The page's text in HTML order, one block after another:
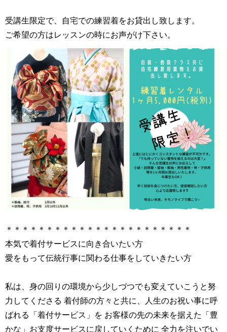
受講生限定で、自宅での練習着をお貸出し致します。
ご希望の方はレッスンの時にお声がけ下さい。
＊＊＊＊＊＊＊＊＊＊＊＊＊＊＊＊＊＊＊＊＊＊＊
本気で着付サービスに向き合いたい方
愛をもって伝統行事に関わる仕事をしていきたい方
私は、身の回りの環境から少しづつでも変えていこうと努
力してくださる 着付師の方々と共に、人生のお祝い事に呼
ばれる「着付サービス」を お客様の先の未来を据えた「豊
かな」お支度サービスに戻していくために 全力を注いでい